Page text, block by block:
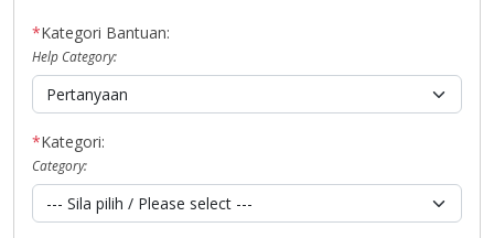
*Kategori Bantuan:
Help Category:
*Kategori:
Category: